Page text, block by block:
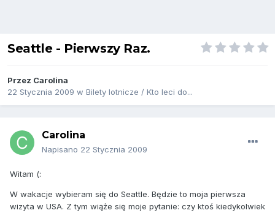
Seattle - Pierwszy Raz.
Przez Carolina
22 Stycznia 2009 w Bilety lotnicze / Kto leci do...
Carolina
Napisano 22 Stycznia 2009
Witam (:
W wakacje wybieram się do Seattle. Będzie to moja pierwsza
wizyta w USA. Z tym wiąże się moje pytanie: czy ktoś kiedykolwiek